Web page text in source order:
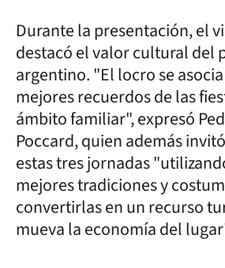
Durante la presentación, el
destacó el valor cultural del
argentino. "El locro se
mejores recuerdos de las
ámbito familiar", expresó
Poccard, quien además
estas tres jornadas
mejores tradiciones y
convertirlas en un recurso
mueva la economía del